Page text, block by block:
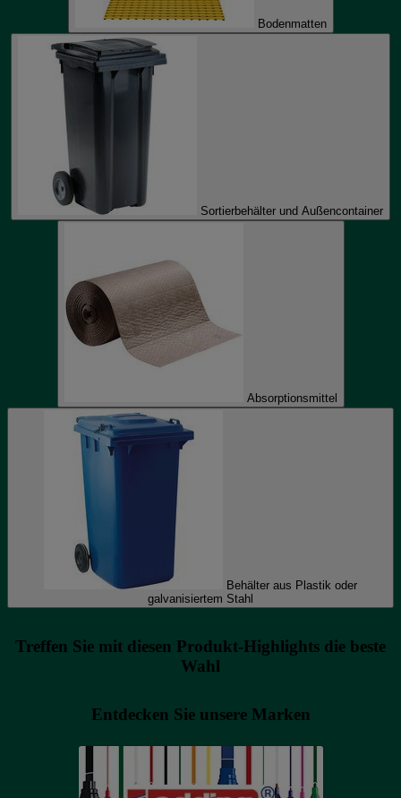
Bodenmatten
Sortierbehälter und Außencontainer
Absorptionsmittel
Behälter aus Plastik oder
galvanisiertem Stahl
Treffen Sie mit diesen Produkt-Highlights die beste
Wahl
Entdecken Sie unsere Marken